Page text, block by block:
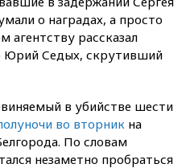
о наградах, а просто
агентству рассказал
Юрий Седых, скрутивший
в убийстве шести
во вторник на
По словам
незаметно пробраться